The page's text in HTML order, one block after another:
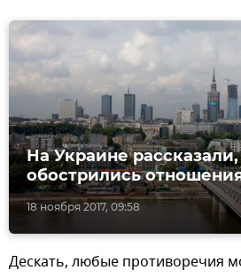
18 ноября 2017, 09:58
На Украине
обострились
Дескать, любые противоречия